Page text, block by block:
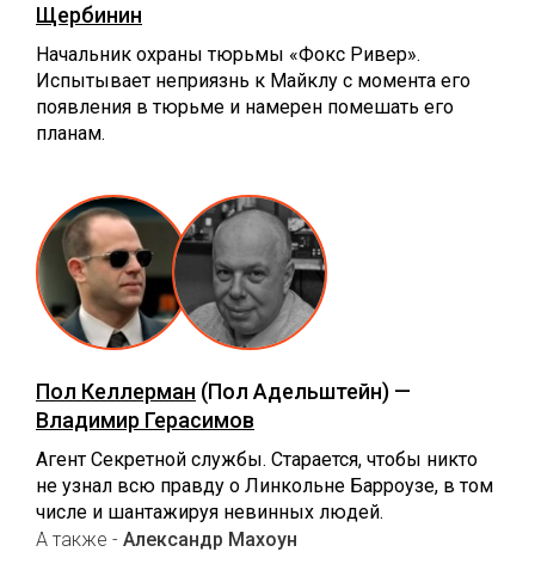
Щербинин
Начальник охраны тюрьмы «Фокс Ривер».
Испытывает неприязнь к Майклу с момента его
появления в тюрьме и намерен помешать его
планам.
Пол Келлерман (Пол Адельштейн) —
Владимир Герасимов
Агент Секретной службы. Старается, чтобы никто
не узнал всю правду о Линкольне Барроузе, в том
числе и шантажируя невинных людей.
А также - Александр Махоун